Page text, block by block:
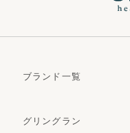
ブランド一覧
グリングラン